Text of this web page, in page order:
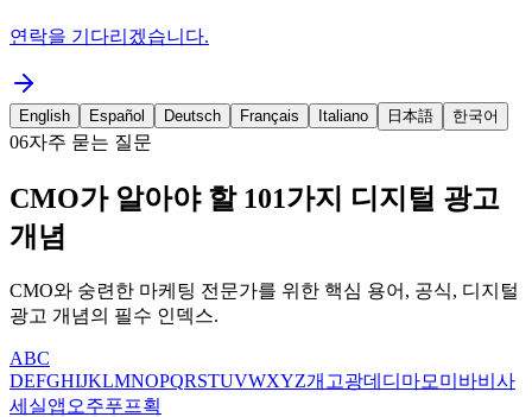
연락을 기다리겠습니다.
English Español Deutsch Français Italiano 日本語 한국어
06자주 묻는 질문
CMO가 알아야 할 101가지 디지털 광고
개념
CMO와 숭련한 마케팅 전문가를 위한 핵심 용어, 공식, 디지털
광고 개념의 필수 인덱스.
ABC
DEFGHIJKLMNOPQRSTUVWXYZ개 고광데 디 마모 미 바비 사
세 실앱 오주푸프획